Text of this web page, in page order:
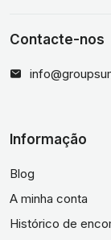
Contacte-nos
Informação
Blog
A minha conta
Histórico de